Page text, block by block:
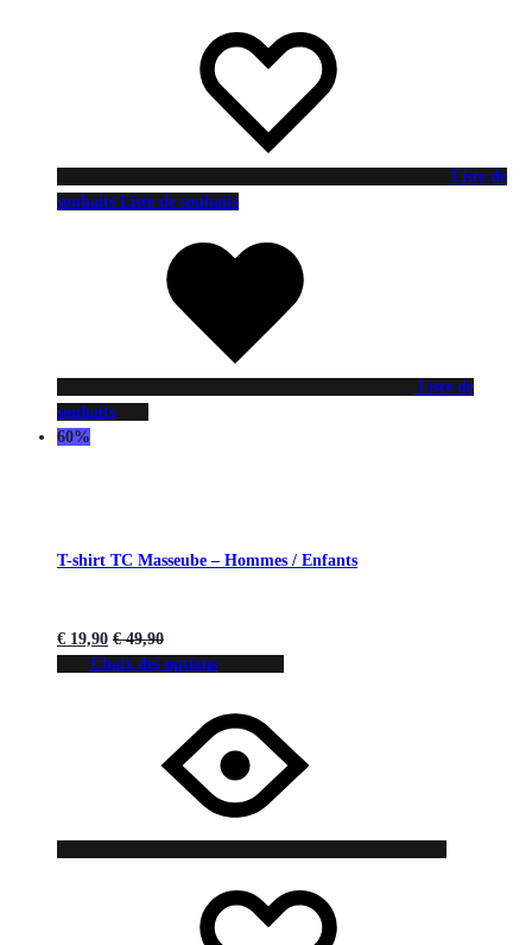
Liste de
souhaits Liste de souhaits
Liste de
souhaits
60%
T-shirt TC Masseube – Hommes / Enfants
€ 19,90 €49,90
Choix des options